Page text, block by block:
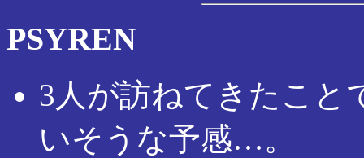
PSYREN
3人が訪ねてきたこと
いそうな予感…。